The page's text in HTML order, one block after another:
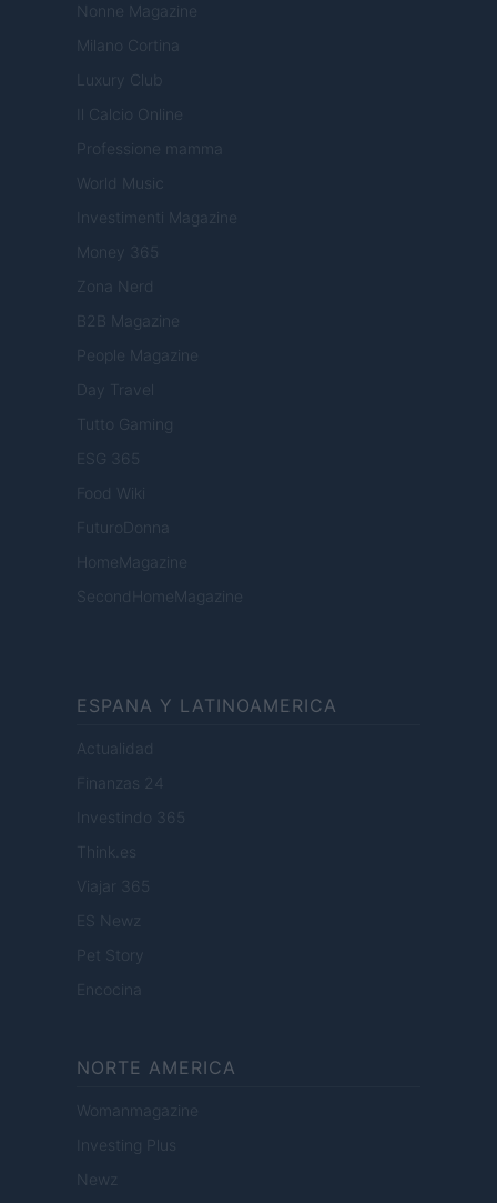
Nonne Magazine
Milano Cortina
Luxury Club
Il Calcio Online
Professione mamma
World Music
Investimenti Magazine
Money 365
Zona Nerd
B2B Magazine
People Magazine
Day Travel
Tutto Gaming
ESG 365
Food Wiki
FuturoDonna
HomeMagazine
SecondHomeMagazine
ESPANA Y LATINOAMERICA
Actualidad
Finanzas 24
Investindo 365
Think.es
Viajar 365
ES Newz
Pet Story
Encocina
NORTE AMERICA
Womanmagazine
Investing Plus
Newz